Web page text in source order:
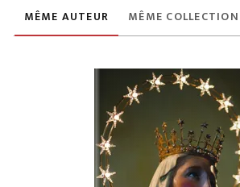
MÊME AUTEUR MÊME COLLECTION